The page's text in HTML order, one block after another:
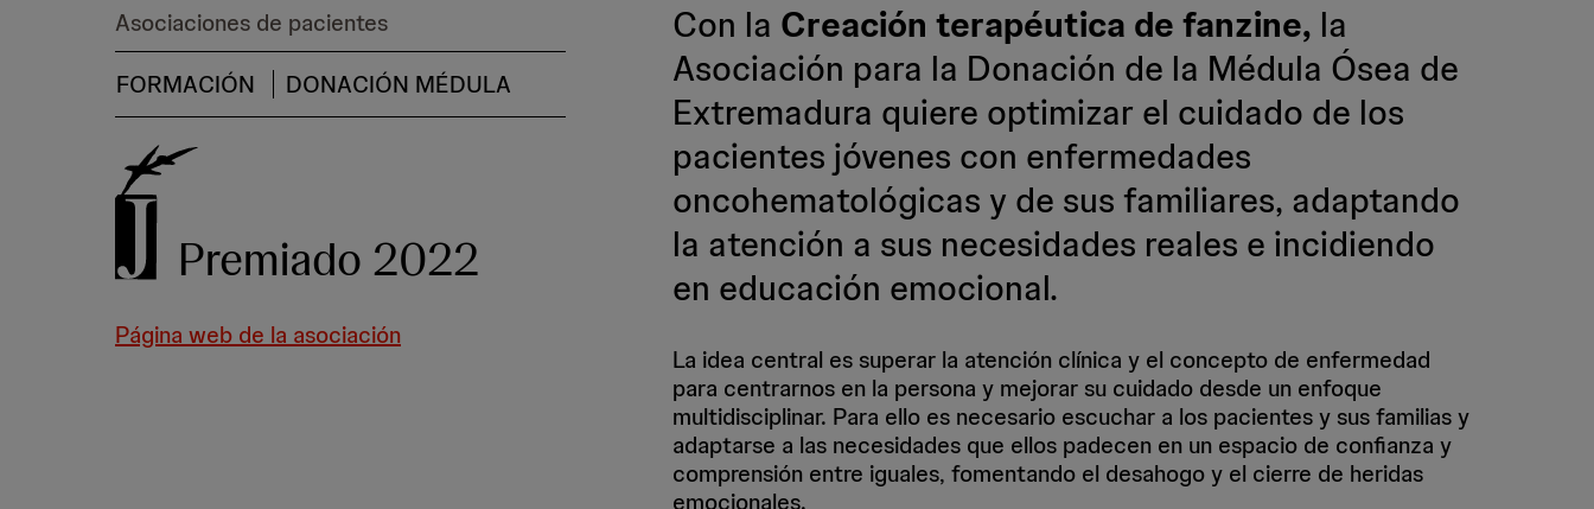
Asociaciones de pacientes
FORMACIÓN
DONACIÓN MÉDULA
Premiado 2022
Página web de la asociación
Con la Creación terapéutica de fanzine, la
Asociación para la Donación de la Médula Ósea de
Extremadura quiere optimizar el cuidado de los
pacientes jóvenes con enfermedades
oncohematológicas y de sus familiares, adaptando
la atención a sus necesidades reales e incidiendo
en educación emocional.
La idea central es superar la atención clínica y el concepto de enfermedad
para centrarnos en la persona y mejorar su cuidado desde un enfoque
multidisciplinar. Para ello es necesario escuchar a los pacientes y sus familias y
adaptarse a las necesidades que ellos padecen en un espacio de confianza y
comprensión entre iguales, fomentando el desahogo y el cierre de heridas
emocionales.